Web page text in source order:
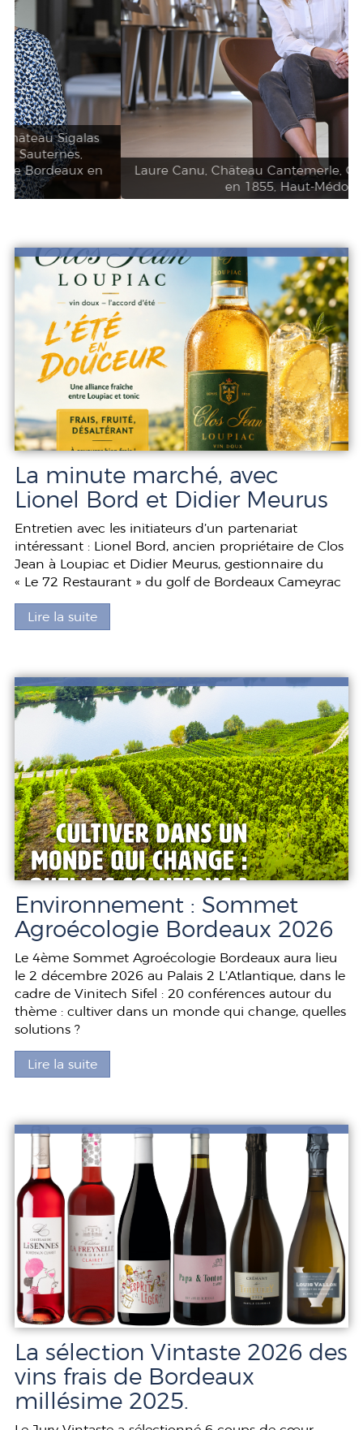
Laure Canu, Château Cantemerle, Grand cru classé
en 1855, Haut-Médoc
La minute marché, avec
Lionel Bord et Didier Meurus
Entretien avec les initiateurs d’un partenariat
intéressant : Lionel Bord, ancien propriétaire de Clos
Jean à Loupiac et Didier Meurus, gestionnaire du
« Le 72 Restaurant » du golf de Bordeaux Cameyrac
Lire la suite
Environnement : Sommet
Agroécologie Bordeaux 2026
Le 4ème Sommet Agroécologie Bordeaux aura lieu
le 2 décembre 2026 au Palais 2 L’Atlantique, dans le
cadre de Vinitech Sifel : 20 conférences autour du
thème : cultiver dans un monde qui change, quelles
solutions ?
Lire la suite
La sélection Vintaste 2026 des
vins frais de Bordeaux
millésime 2025.